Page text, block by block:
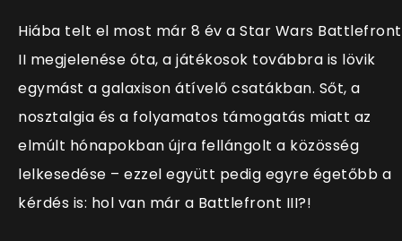
Hiába telt el most már 8 év a Star Wars Battlefront
II megjelenése óta, a játékosok továbbra is lövik
egymást a galaxison átívelő csatákban. Sőt, a
nosztalgia és a folyamatos támogatás miatt az
elmúlt hónapokban újra fellángolt a közösség
lelkesedése – ezzel együtt pedig egyre égetőbb a
kérdés is: hol van már a Battlefront III?!